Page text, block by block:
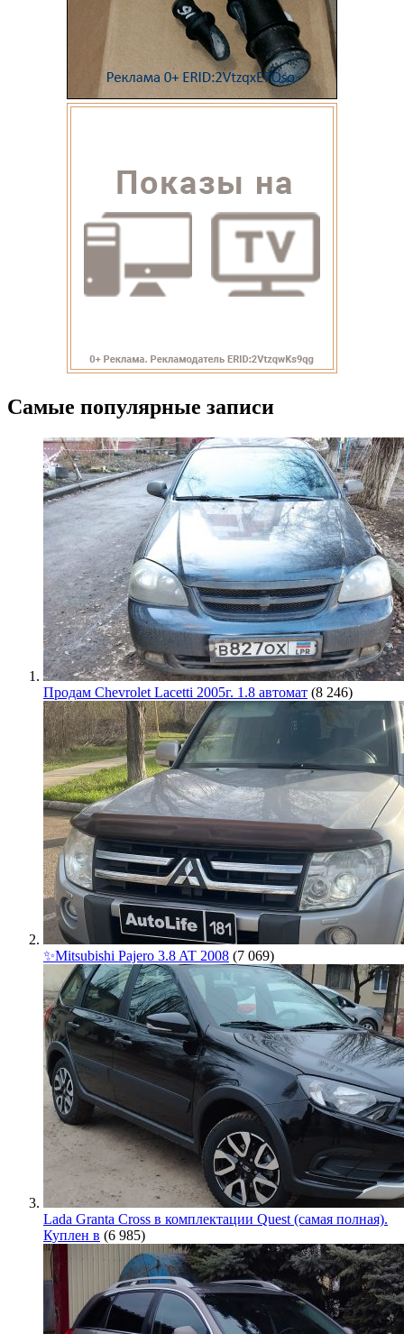
Самые популярные записи
Продам Chevrolet Lacetti 2005г. 1.8 автомат (8 246)
✨Mitsubishi Pajero 3.8 AT 2008 (7 069)
Lada Granta Cross в комплектации Quest (самая полная).
Куплен в (6 985)